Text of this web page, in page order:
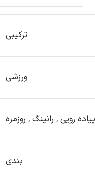
ترکیبی
ورزشی
پیاده رویی, رانینگ, روزمره
بندی